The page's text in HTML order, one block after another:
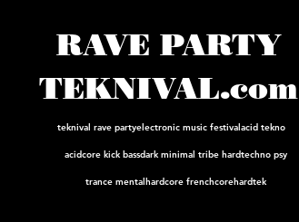
RAVE PARTY
TEKNIVAL.com
teknival rave partyelectronic music festivalacid tekno
acidcore kick bassdark minimal tribe hardtechno psy
trance mentalhardcore frenchcorehardtek